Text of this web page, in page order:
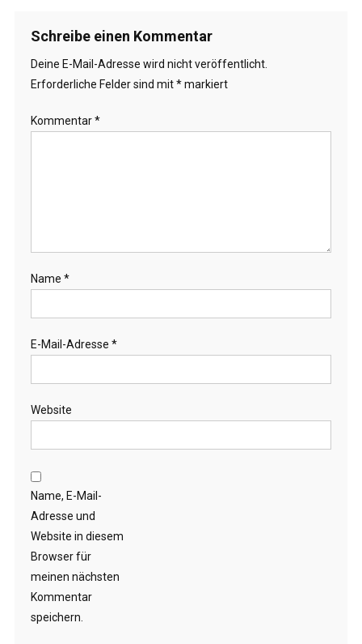
Schreibe einen Kommentar
Deine E-Mail-Adresse wird nicht veröffentlicht.
Erforderliche Felder sind mit*markiert
Kommentar*
Name *
E-Mail-Adresse *
Website
Name, E-Mail-
Adresse und
Website in diesem
Browser für
meinen nächsten
Kommentar
speichern.